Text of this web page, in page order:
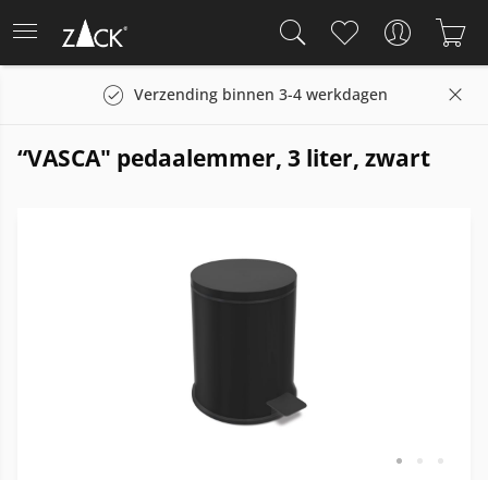
Verzending binnen 3-4 werkdagen
“VASCA" pedaalemmer, 3 liter, zwart